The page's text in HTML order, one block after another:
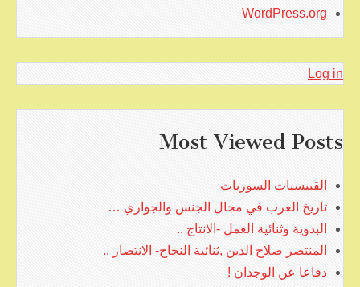
WordPress.org
Log in
Most Viewed Posts
القبيسيات السوريات
تاريخ العرب في مجال الجنس والجواري …
البدوية وثنائية العمل -الانتاج ..
المنتصر صلاح الدين ,ثنائية النجاح- الانتصار ..
دفاعا عن الوجدان !